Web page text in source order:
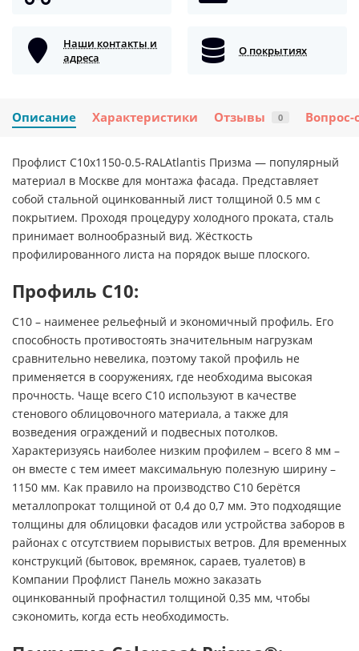
Наши контакты и
адреса
О покрытиях
Описание Характеристики Отзывы 0 Вопрос-
Профлист С10х1150-0.5-RALAtlantis Призма — популярный
материал в Москве для монтажа фасада. Представляет
собой стальной оцинкованный лист толщиной 0.5 мм с
покрытием. Проходя процедуру холодного проката, сталь
принимает волнообразный вид. Жёсткость
профилированного листа на порядок выше плоского.
Профиль С10:
С10 – наименее рельефный и экономичный профиль. Его
способность противостоять значительным нагрузкам
сравнительно невелика, поэтому такой профиль не
применяется в сооружениях, где необходима высокая
прочность. Чаще всего С10 используют в качестве
стенового облицовочного материала, а также для
возведения ограждений и подвесных потолков.
Характеризуясь наиболее низким профилем – всего 8 мм –
он вместе с тем имеет максимальную полезную ширину –
1150 мм. Как правило на производство С10 берётся
металлопрокат толщиной от 0,4 до 0,7 мм. Это подходящие
толщины для облицовки фасадов или устройства заборов в
районах с отсутствием порывистых ветров. Для временных
конструкций (бытовок, времянок, сараев, туалетов) в
Компании Профлист Панель можно заказать
оцинкованный профнастил толщиной 0,35 мм, чтобы
сэкономить, когда есть необходимость.